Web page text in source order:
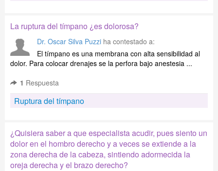
La ruptura del tímpano ¿es dolorosa?
Dr. Oscar Silva Puzzi ha contestado a:
El tímpano es una membrana con alta sensibilidad al
dolor. Para colocar drenajes se la perfora bajo anestesia ...
1 Respuesta
Ruptura del tímpano
¿Quisiera saber a que especialista acudir, pues siento un
dolor en el hombro derecho y a veces se extiende a la
zona derecha de la cabeza, sintiendo adormecida la
oreja derecha y el brazo derecho?